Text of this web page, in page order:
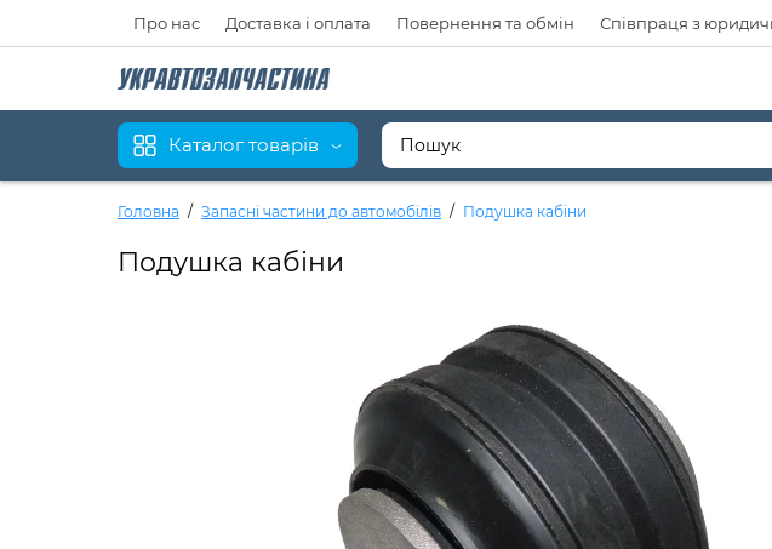
Про нас Доставка і оплата Повернення та обмін Співпраця з
Каталог товарів
Головна Запасні частини до автомобілів Подушка кабіни
Подушка кабіни